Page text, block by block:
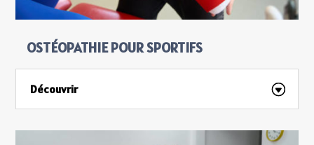
OSTÉOPATHIE POUR SPORTIFS
Découvrir